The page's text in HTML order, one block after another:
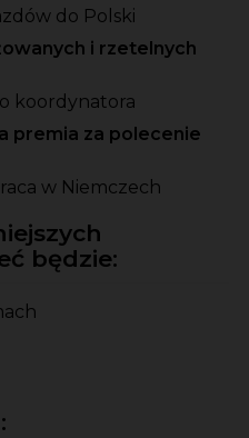
do Polski
i rzetelnych
koordynatora
premia za polecenie
w Niemczech
będzie: